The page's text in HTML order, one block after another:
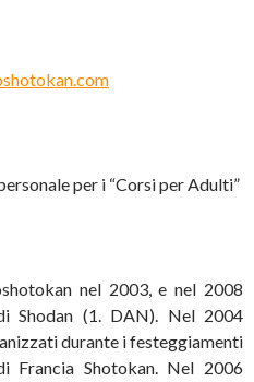
per i “Corsi per Adulti”
nel 2003, e nel 2008
Shodan (1. DAN). Nel 2004
durante i festeggiamenti
Shotokan. Nel 2006